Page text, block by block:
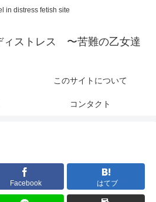
in distress fetish site
ィストレス 〜苦難の乙女達
このサイトについて
コンタクト
Facebook はてブ